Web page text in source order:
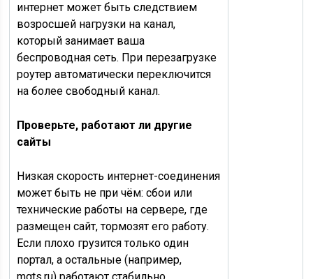
интернет может быть следствием
возросшей нагрузки на канал,
который занимает ваша
беспроводная сеть. При перезагрузке
роутер автоматически переключится
на более свободный канал.
Проверьте, работают ли другие
сайты
Низкая скорость интернет-соединения
может быть не при чём: сбои или
технические работы на сервере, где
размещен сайт, тормозят его работу.
Если плохо грузится только один
портал, а остальные (например,